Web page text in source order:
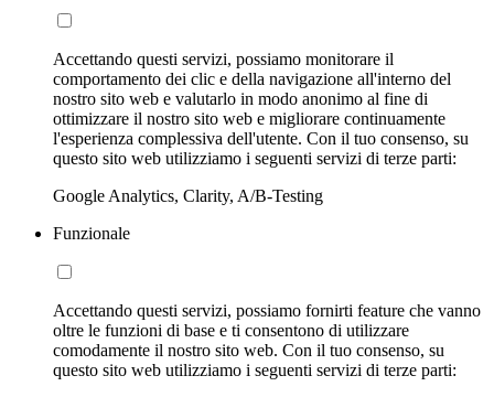
Accettando questi servizi, possiamo monitorare il
comportamento dei clic e della navigazione all'interno del
nostro sito web e valutarlo in modo anonimo al fine di
ottimizzare il nostro sito web e migliorare continuamente
l'esperienza complessiva dell'utente. Con il tuo consenso, su
questo sito web utilizziamo i seguenti servizi di terze parti:
Google Analytics, Clarity, A/B-Testing
Funzionale
Accettando questi servizi, possiamo fornirti feature che vanno
oltre le funzioni di base e ti consentono di utilizzare
comodamente il nostro sito web. Con il tuo consenso, su
questo sito web utilizziamo i seguenti servizi di terze parti: